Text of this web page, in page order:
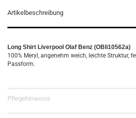
Artikelbeschreibung
Long Shirt Liverpool Olaf Benz (OBli10562a)
100% Meryl, angenehm weich, leichte Struktur,
Passform.
Pflegehinweise